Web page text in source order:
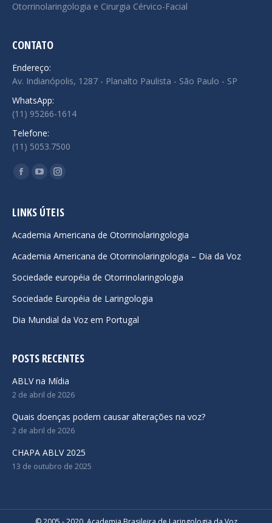
Otorrinolaringologia e Cirurgia Cérvico-Facial
CONTATO
Endereço:
Av. Indianópolis, 1287 - Planalto Paulista - São Paulo - SP
WhatsApp:
(11) 95266-1614
Telefone:
(11) 5053.7500
Encontre-nos em:
Facebook
opens
new
window
YouTube
opens
new
window
Instagram
opens
new
window
LINKS ÚTEIS
Academia Americana de Otorrinolaringologia
Academia Americana de Otorrinolaringologia – Dia da Voz
Sociedade européia de Otorrinolaringologia
Sociedade Européia de Laringologia
Dia Mundial da Voz em Portugal
POSTS RECENTES
ABLV na Mídia
2 de abril de 2026
Quais doenças podem causar alterações na voz?
2 de abril de 2026
CHAPA ABLV 2025
13 de outubro de 2025